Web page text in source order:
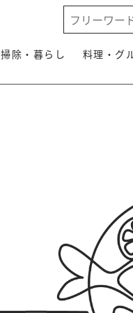
掃除・暮らし 料理・グ